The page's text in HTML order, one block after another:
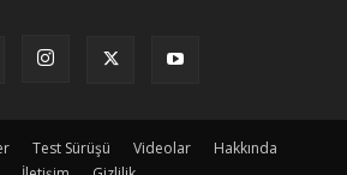
Test Sürüşü Videolar
Hakkında